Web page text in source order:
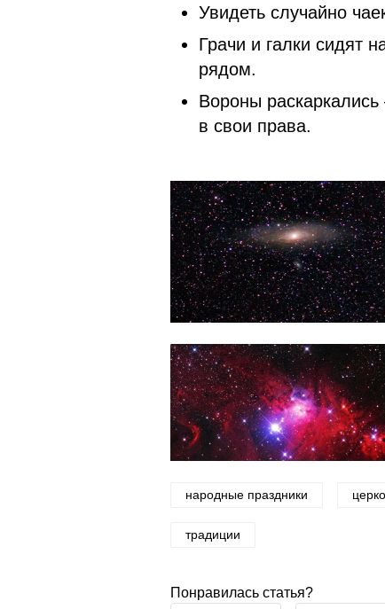
Увидеть случайно
Грачи и галки сидят
рядом.
Вороны
в свои права.
народные праздники
традиции
Понравилась статья?